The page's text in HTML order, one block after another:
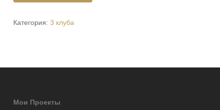
Категория: 3 клуба
Мои Проекты